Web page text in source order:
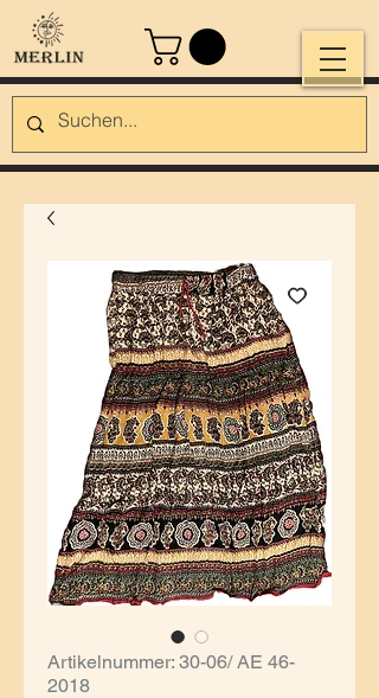
Artikelnummer: 30-06/ AE 46-
2018